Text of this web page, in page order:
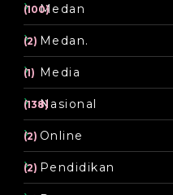
Medan
(100)
Medan.
(2)
Media
(1)
Nasional
(138)
Online
(2)
Pendidikan
(2)